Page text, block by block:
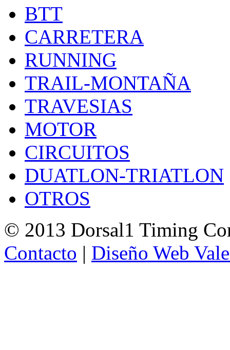
BTT
CARRETERA
RUNNING
TRAIL-MONTAÑA
TRAVESIAS
MOTOR
CIRCUITOS
DUATLON-TRIATLON
OTROS
© 2013 Dorsal1 Timing
Contacto | Diseño Web